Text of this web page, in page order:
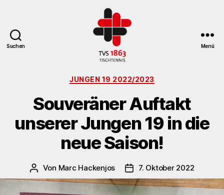
Suchen
St.
Tischtennisabteilung
Menü
Kategorien
JUNGEN 19 2022/2023
Souveräner Auftakt
unserer Jungen 19 in die
neue Saison!
Beitragsautor
Von Marc Hackenjos Veröffentlichungsdatum
7. Oktober 2022